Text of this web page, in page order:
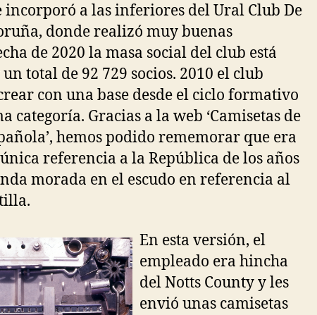
incorporó a las inferiores del Ural Club De
donde realizó muy buenas
de 2020 la masa social del club está
total de 92 729 socios. 2010 el club
con una base desde el ciclo formativo
categoría. Gracias a la web ‘Camisetas de
hemos podido rememorar que era
referencia a la República de los años
morada en el escudo en referencia al
En esta versión, el
empleado era hincha
del Notts County y les
envió unas camisetas